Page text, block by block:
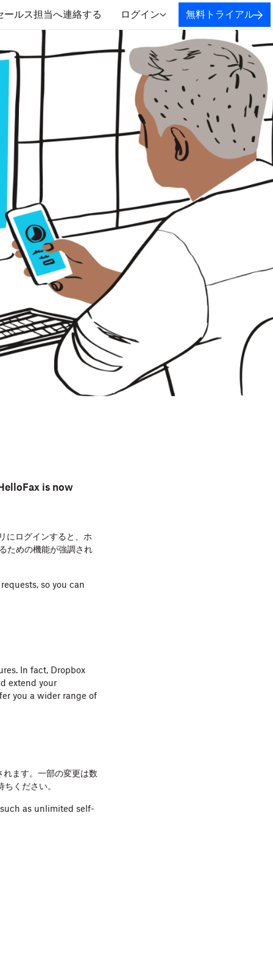
ールス担当へ連絡する ログイン 無料トライアル
is now
にログインすると、ホ
ための機能が強調され
so you can
In fact, Dropbox
extend your
you a wider range of
ます。一部の変更は数
ください。
as unlimited self-